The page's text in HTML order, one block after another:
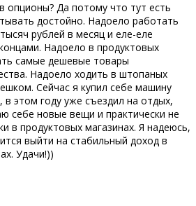
опционы? Да потому что тут есть
достойно. Надоело работать
рублей в месяц и еле-еле
Надоело в продуктовых
самые дешевые товары
Надоело ходить в штопаных
Сейчас я купил себе машину
в этом году уже съездил на отдых,
себе новые вещи и практически не
в продуктовых магазинах. Я надеюсь,
выйти на стабильный доход в
Удачи!))